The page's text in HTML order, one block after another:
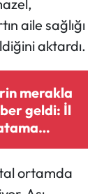
aile sağlığı
aktardı.
merakla
geldi: İl
ortamda